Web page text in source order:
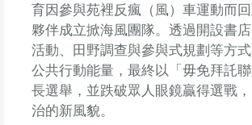
育因參與苑裡反瘋（風）車運動而
夥伴成立掀海風團隊。透過開設書
活動、田野調查與參與式規劃等方
公共行動能量，最終以「毋免拜託
長選舉，並跌破眾人眼鏡贏得選戰
治的新風貌。